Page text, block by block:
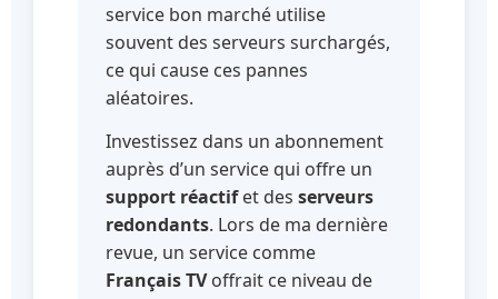
service bon marché utilise
souvent des serveurs surchargés,
ce qui cause ces pannes
aléatoires.
Investissez dans un abonnement
auprès d’un service qui offre un
support réactifet des serveurs
redondants. Lors de ma dernière
revue, un service comme
Français TVoffrait ce niveau de